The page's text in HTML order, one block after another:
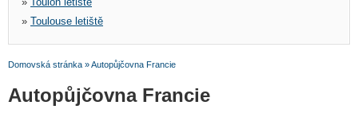
» Toulouse letiště
Domovská stránka »Autopůjčovna Francie
Autopůjčovna Francie